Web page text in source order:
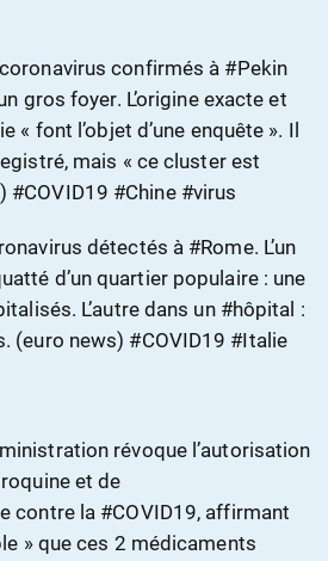
confirmés à #Pekin
gros foyer. L’origine exacte et
« font l’objet d’une enquête ». Il
mais « ce cluster est
#COVID19 #Chine #virus
détectés à #Rome. L’un
d’un quartier populaire : une
L’autre dans un #hôpital :
(euro news) #COVID19 #Italie
révoque l’autorisation
et de
contre la #COVID19, affirmant
» que ces 2 médicaments